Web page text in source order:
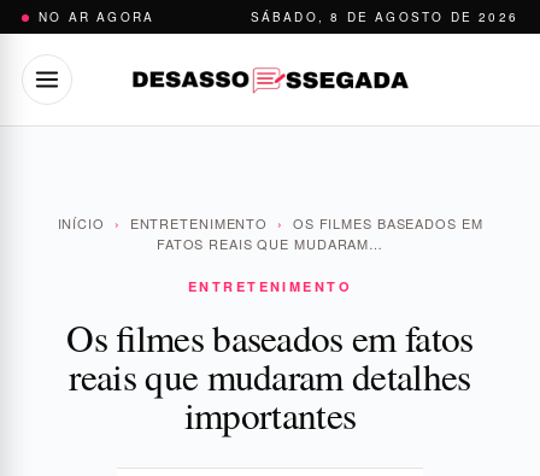
Pular
conteúdo
NO AR AGORA SÁBADO, 8 DE AGOSTO DE 2026
INÍCIO › ENTRETENIMENTO ›
OS FILMES BASEADOS EM
FATOS REAIS QUE MUDARAM…
ENTRETENIMENTO
Os filmes baseados em fatos
reais que mudaram detalhes
importantes